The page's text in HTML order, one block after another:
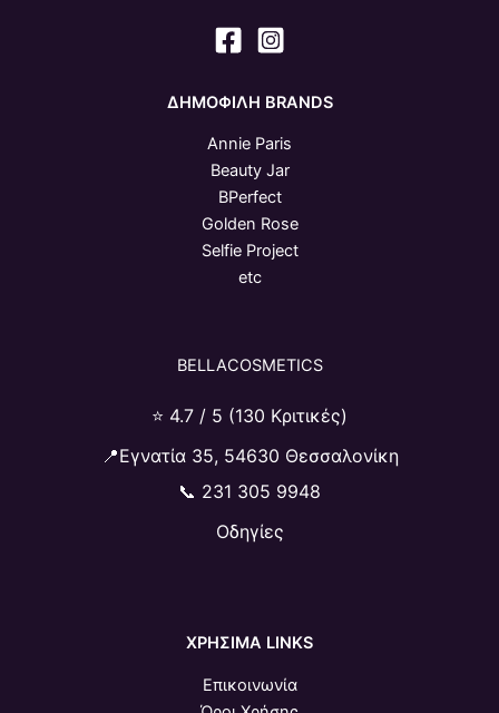
ΔΗΜΟΦΙΛΗ BRANDS
Annie Paris
Beauty Jar
BPerfect
Golden Rose
Selfie Project
etc
BELLACOSMETICS
⭐ 4.7 / 5 (130 Κριτικές)
📍Εγνατία 35, 54630 Θεσσαλονίκη
📞 231 305 9948
Οδηγίες
ΧΡΗΣΙΜΑ LINKS
Επικοινωνία